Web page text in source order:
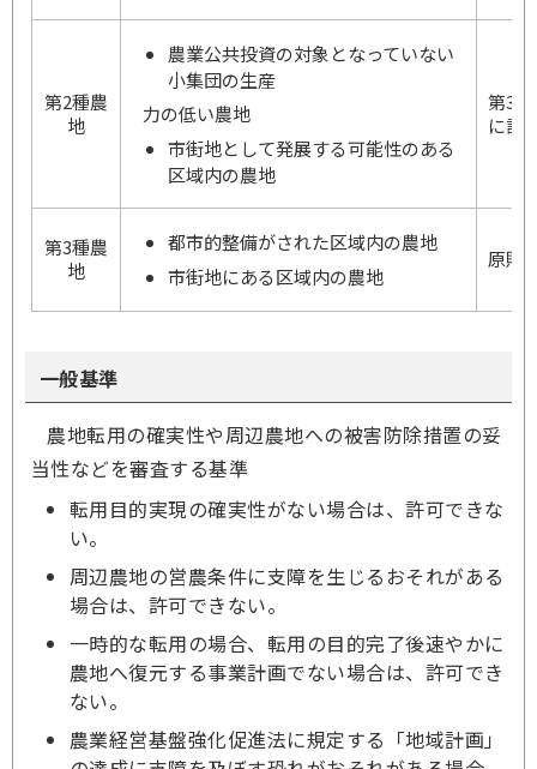
第2種農
地
農業公共投資の対象となっていない
小集団の生産
力の低い農地
市街地として発展する可能性のある
区域内の農地
第3
に許
第3種農
地
都市的整備がされた区域内の農地
市街地にある区域内の農地
原則
一般基準
農地転用の確実性や周辺農地への被害防除措置の妥
当性などを審査する基準
転用目的実現の確実性がない場合は、許可できな
い。
周辺農地の営農条件に支障を生じるおそれがある
場合は、許可できない。
一時的な転用の場合、転用の目的完了後速やかに
農地へ復元する事業計画でない場合は、許可でき
ない。
農業経営基盤強化促進法に規定する「地域計画」